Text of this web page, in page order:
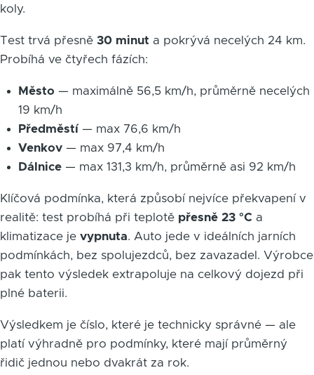
koly.
Test trvá přesně 30 minut a pokrývá necelých 24 km.
Probíhá ve čtyřech fázích:
Město— maximálně 56,5 km/h, průměrně necelých
19 km/h
Předměstí — max 76,6 km/h
Venkov— max 97,4 km/h
Dálnice— max 131,3 km/h, průměrně asi 92 km/h
Klíčová podmínka, která způsobí nejvíce překvapení v
realitě: test probíhá při teplotě přesně 23 °C a
klimatizace je vypnuta. Auto jede v ideálních jarních
podmínkách, bez spolujezdců, bez zavazadel. Výrobce
pak tento výsledek extrapoluje na celkový dojezd při
plné baterii.
Výsledkem je číslo, které je technicky správné — ale
platí výhradně pro podmínky, které mají průměrný
řidič jednou nebo dvakrát za rok.